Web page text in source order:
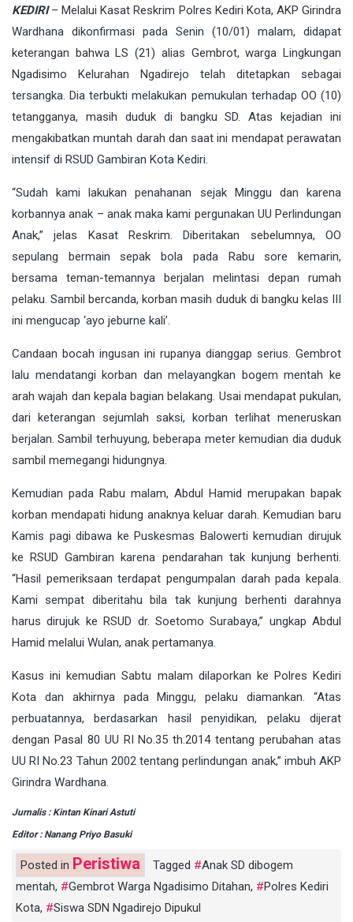
KEDIRI– Melalui Kasat Reskrim Polres Kediri Kota, AKP Girindra
Wardhana dikonfirmasi pada Senin (10/01) malam, didapat
keterangan bahwa LS (21) alias Gembrot, warga Lingkungan
Ngadisimo Kelurahan Ngadirejo telah ditetapkan sebagai
tersangka. Dia terbukti melakukan pemukulan terhadap OO (10)
tetangganya, masih duduk di bangku SD. Atas kejadian ini
mengakibatkan muntah darah dan saat ini mendapat perawatan
intensif di RSUD Gambiran Kota Kediri.
“Sudah kami lakukan penahanan sejak Minggu dan karena
korbannya anak – anak maka kami pergunakan UU Perlindungan
Anak,” jelas Kasat Reskrim. Diberitakan sebelumnya, OO
sepulang bermain sepak bola pada Rabu sore kemarin,
bersama teman-temannya berjalan melintasi depan rumah
pelaku. Sambil bercanda, korban masih duduk di bangku kelas III
ini mengucap ‘ayo jeburne kali’.
Candaan bocah ingusan ini rupanya dianggap serius. Gembrot
lalu mendatangi korban dan melayangkan bogem mentah ke
arah wajah dan kepala bagian belakang. Usai mendapat pukulan,
dari keterangan sejumlah saksi, korban terlihat meneruskan
berjalan. Sambil terhuyung, beberapa meter kemudian dia duduk
sambil memegangi hidungnya.
Kemudian pada Rabu malam, Abdul Hamid merupakan bapak
korban mendapati hidung anaknya keluar darah. Kemudian baru
Kamis pagi dibawa ke Puskesmas Balowerti kemudian dirujuk
ke RSUD Gambiran karena pendarahan tak kunjung berhenti.
“Hasil pemeriksaan terdapat pengumpalan darah pada kepala.
Kami sempat diberitahu bila tak kunjung berhenti darahnya
harus dirujuk ke RSUD dr. Soetomo Surabaya,” ungkap Abdul
Hamid melalui Wulan, anak pertamanya.
Kasus ini kemudian Sabtu malam dilaporkan ke Polres Kediri
Kota dan akhirnya pada Minggu, pelaku diamankan. “Atas
perbuatannya, berdasarkan hasil penyidikan, pelaku dijerat
dengan Pasal 80 UU RI No.35 th.2014 tentang perubahan atas
UU RI No.23 Tahun 2002 tentang perlindungan anak,” imbuh AKP
Girindra Wardhana.
Jurnalis : Kintan Kinari Astuti
Editor : Nanang Priyo Basuki
Posted in Peristiwa Tagged
Anak SD dibogem
mentah, Gembrot Warga Ngadisimo Ditahan,
Polres Kediri
Kota, Siswa SDN Ngadirejo Dipukul